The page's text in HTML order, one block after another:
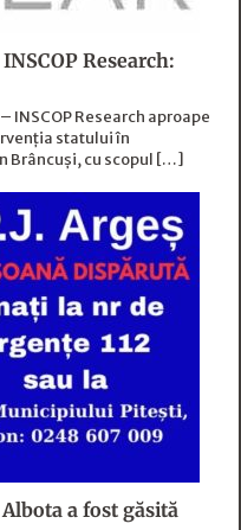
Research:
INSCOP Research aproape
statului în
Brâncuși, cu scopul […]
a fost găsită